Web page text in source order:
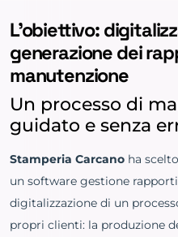
L’obiettivo:
generazione dei
manutenzione
Un processo di
guidato e senza
Stamperia Carcano ha scelto
un software gestione
digitalizzazione di un
propri clienti: la produzione